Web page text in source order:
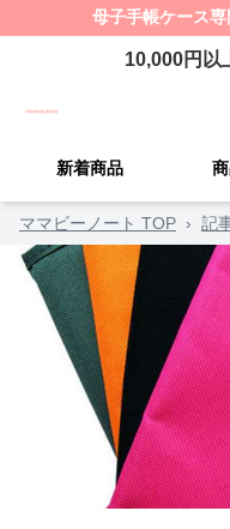
母子手帳ケース専
10,000円以
新着商品
ママビーノート TOP › 記